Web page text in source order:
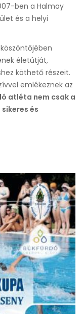
ben a Halmay
és a helyi
életútját,
köthető részeit.
emlékeznek az
atléta nem csak a
és